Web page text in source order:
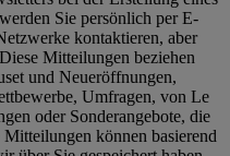
Sie persönlich per E-
kontaktieren, aber
Mitteilungen beziehen
und Neueröffnungen,
Umfragen, von Le
oder Sonderangebote, die
können basierend